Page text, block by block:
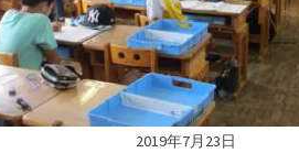
2019年7月23日